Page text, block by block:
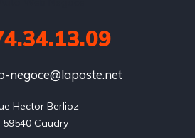
negoce@laposte.net
Hector Berlioz
59540 Caudry